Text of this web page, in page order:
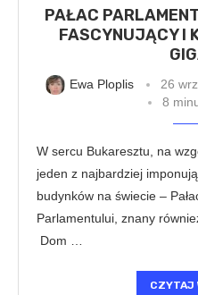
PAŁAC
FASCYNUJĄCY I
Ewa Ploplis 26
8
W sercu Bukaresztu, na
jeden z najbardziej
budynków na świecie –
Parlamentului, znany
Dom …
CZYTAJ